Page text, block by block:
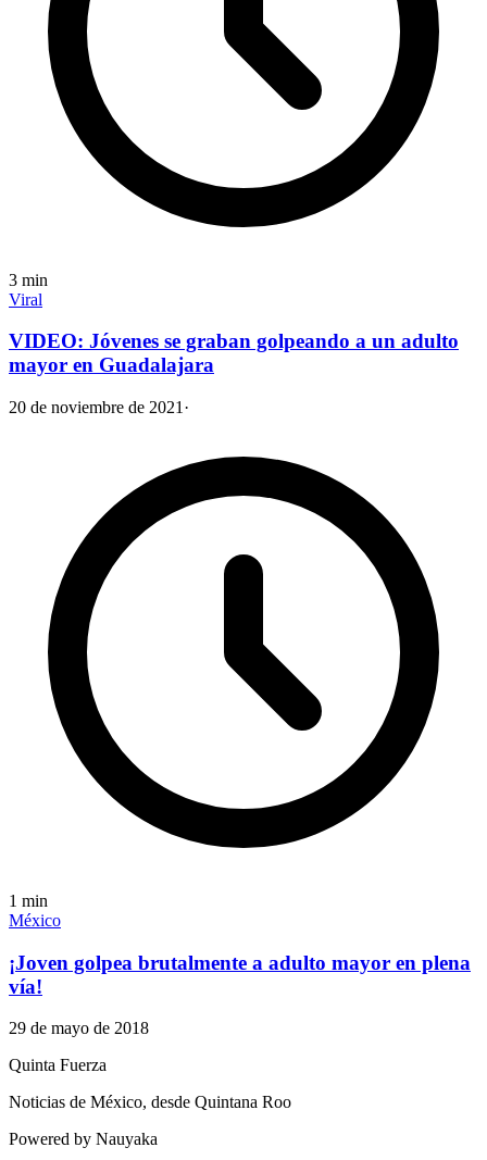
3 min
Viral
VIDEO: Jóvenes se graban golpeando a un adulto
mayor en Guadalajara
20 de noviembre de 2021 ·
1 min
México
¡Joven golpea brutalmente a adulto mayor en plena
vía!
29 de mayo de 2018
Quinta Fuerza
Noticias de México, desde Quintana Roo
Powered by Nauyaka